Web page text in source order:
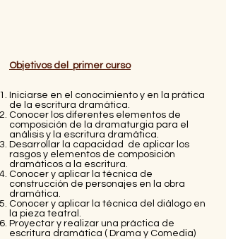
Objetivos del primer curso
Iniciarse en el conocimiento y en la prática
de la escritura dramática.
Conocer los diferentes elementos de
composición de la dramaturgia para el
análisis y la escritura dramática.
Desarrollar la capacidad de aplicar los
rasgos y elementos de composición
dramáticos a la escritura.
Conocer y aplicar la técnica de
construcción de personajes en la obra
dramática.
Conocer y aplicar la técnica del diálogo en
la pieza teatral.
Proyectar y realizar una práctica de
escritura dramática ( Drama y Comedia)